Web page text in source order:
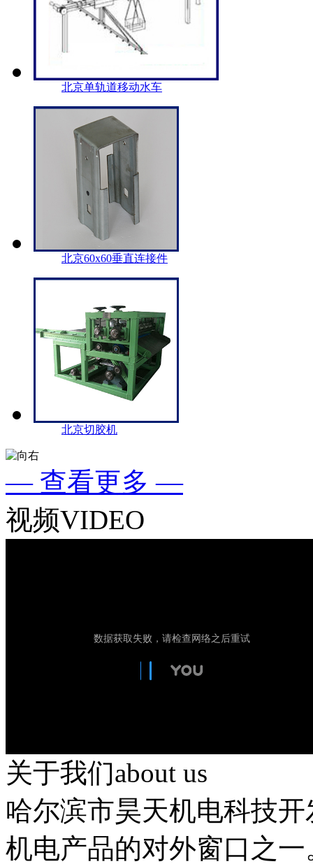
北京单轨道移动水车
北京60x60垂直连接件
北京切胶机
— 查看更多 —
视频VIDEO
关于我们about us
哈尔滨市昊天机电科技
机电产品的对外窗口之